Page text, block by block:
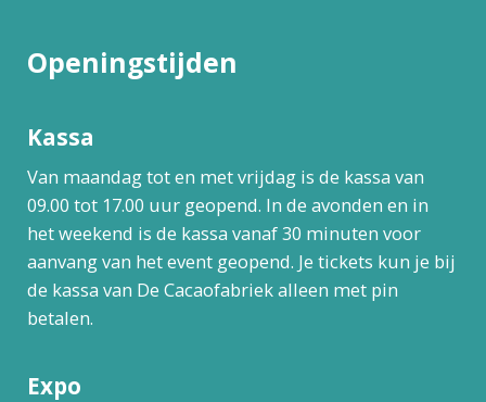
Openingstijden
Kassa
Van maandag tot en met vrijdag is de kassa van
09.00 tot 17.00 uur geopend. In de avonden en in
het weekend is de kassa vanaf 30 minuten voor
aanvang van het event geopend. Je tickets kun je bij
de kassa van De Cacaofabriek alleen met pin
betalen.
Expo